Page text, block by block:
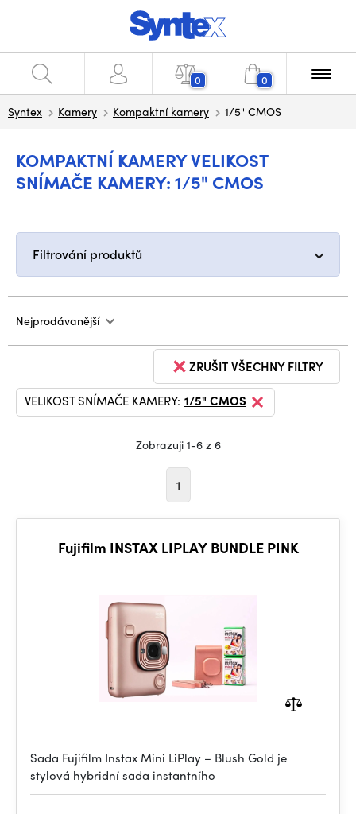
0 0
Syntex Kamery Kompaktní kamery 1/5" CMOS
KOMPAKTNÍ KAMERY VELIKOST
SNÍMAČE KAMERY: 1/5" CMOS
Filtrování produktů
Nejprodávanější
ZRUŠIT VŠECHNY FILTRY
VELIKOST SNÍMAČE KAMERY: 1/5" CMOS
Zobrazuji 1-6 z 6
1
Fujifilm INSTAX LIPLAY BUNDLE PINK
Sada Fujifilm Instax Mini LiPlay – Blush Gold je
stylová hybridní sada instantního